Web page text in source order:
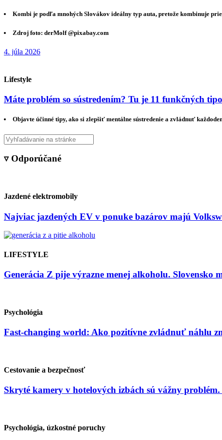
Kombi je podľa mnohých Slovákov ideálny typ auta, pretože kombinuje
Zdroj foto: derMolf @pixabay.com
4. júla 2026
Lifestyle
Máte problém so sústredením? Tu je 11 funkčných
Objavte účinné tipy, ako si zlepšiť mentálne sústredenie a zvládnuť
▿ Odporúčané
Jazdené elektromobily
Najviac jazdených EV v ponuke bazárov majú
LIFESTYLE
Generácia Z pije výrazne menej alkoholu. Slovensko
Psychológia
Fast-changing world: Ako pozitívne zvládnuť náhlu
Cestovanie a bezpečnosť
Skryté kamery v hotelových izbách sú vážny
Psychológia, úzkostné poruchy